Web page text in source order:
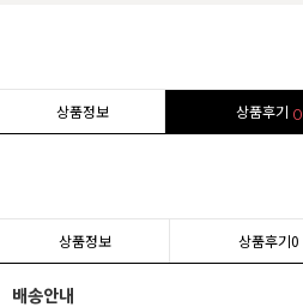
상품정보 상품후기 0
상품정보 상품후기0
배송안내